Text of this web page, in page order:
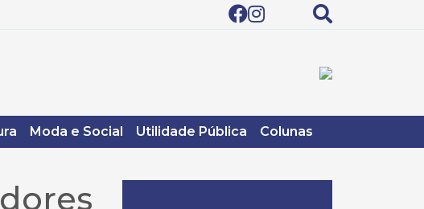
Moda e Social Utilidade Pública Colunas